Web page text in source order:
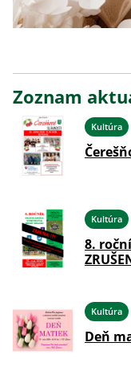
Zoznam
Kultúra
Kultúra
8.
Kultúra
Deň